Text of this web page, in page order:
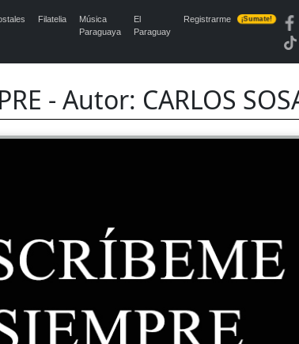
Filatelia
Música
Paraguaya
El
Paraguay
Registrarme ¡Sumate!
- Autor: CARLOS